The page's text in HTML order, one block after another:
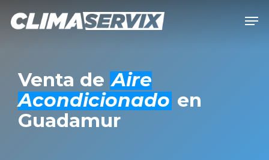
Venta de Aire
Acondicionado en
Guadamur